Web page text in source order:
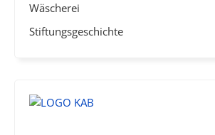
Wäscherei
Stiftungsgeschichte